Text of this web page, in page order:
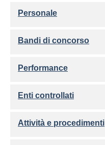
Personale
Bandi di concorso
Performance
Enti controllati
Attività e procedimenti